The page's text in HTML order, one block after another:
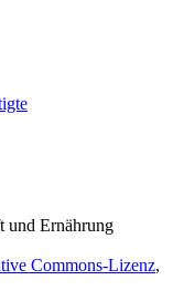
Commons-Lizenz,